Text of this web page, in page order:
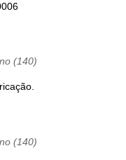
(140)
(140)